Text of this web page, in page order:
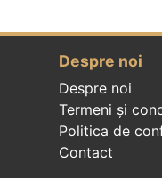
Despre noi
Despre noi
Termeni și
Politica de
Contact